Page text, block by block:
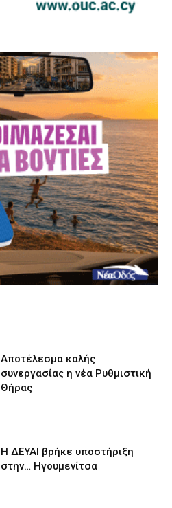
Αποτέλεσμα καλής
συνεργασίας η νέα Ρυθμιστική
Θήρας
Η ΔΕΥΑΙ βρήκε υποστήριξη
στην… Ηγουμενίτσα